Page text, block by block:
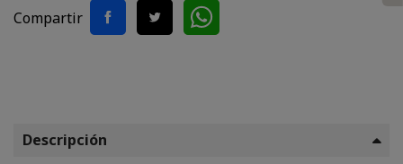
Compartir
Descripción